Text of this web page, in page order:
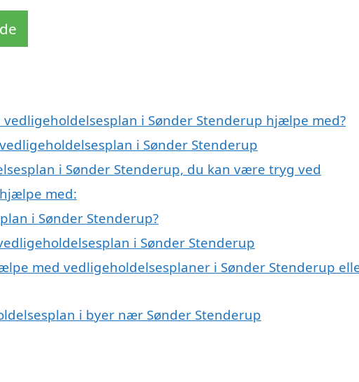
i Sønder Stenderup hjælpe med?
i Sønder Stenderup
i Sønder Stenderup, du kan være tryg ved
med:
i Sønder Stenderup?
i Sønder Stenderup
med vedligeholdelsesplaner i Sønder Stenderup
i byer nær Sønder Stenderup